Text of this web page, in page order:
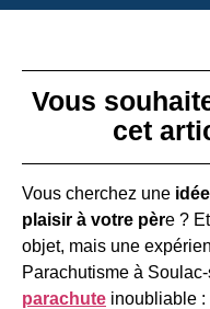
Vous
cet
Vous cherchez une
plaisir à votre père ?
objet, mais une
Parachutisme à Soulac-
parachute inoubliable :